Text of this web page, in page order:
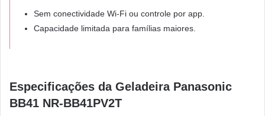
Sem conectividade Wi-Fi ou controle por app.
Capacidade limitada para famílias maiores.
Especificações da Geladeira Panasonic
BB41 NR-BB41PV2T